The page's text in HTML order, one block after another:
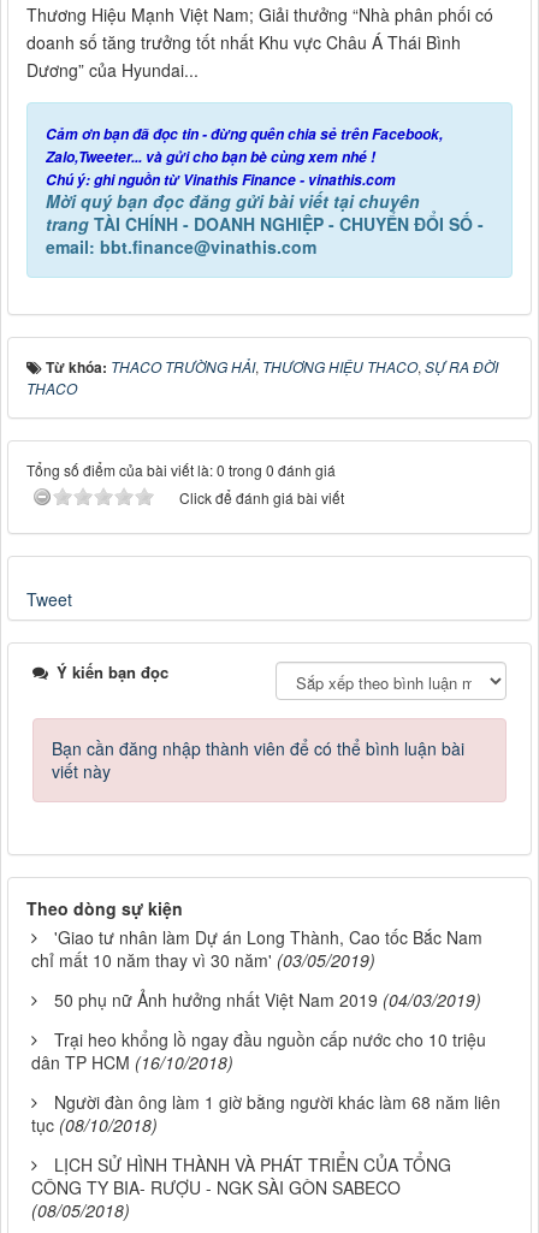
Thương Hiệu Mạnh Việt Nam; Giải thưởng “Nhà phân phối có
doanh số tăng trưởng tốt nhất Khu vực Châu Á Thái Bình
Dương” của Hyundai...
Cảm ơn bạn đã đọc tin - đừng quên chia sẻ trên Facebook,
Zalo,Tweeter... và gửi cho bạn bè cùng xem nhé !
Chú ý: ghi nguồn từ Vinathis Finance - vinathis.com
Mời quý bạn đọc đăng gửi bài viết tại chuyên
trang TÀI CHÍNH - DOANH NGHIỆP - CHUYỂN ĐỔI SỐ -
email: bbt.finance@vinathis.com
Từ khóa: THACO TRƯỜNG HẢI, THƯƠNG HIỆU THACO, SỰ RA ĐỜI
THACO
Tổng số điểm của bài viết là: 0 trong 0 đánh giá
Click để đánh giá bài viết
Tweet
Ý kiến bạn đọc
Bạn cần đăng nhập thành viên để có thể bình luận bài
viết này
Theo dòng sự kiện
'Giao tư nhân làm Dự án Long Thành, Cao tốc Bắc Nam
chỉ mất 10 năm thay vì 30 năm' (03/05/2019)
50 phụ nữ Ảnh hưởng nhất Việt Nam 2019 (04/03/2019)
Trại heo khổng lồ ngay đầu nguồn cấp nước cho 10 triệu
dân TP HCM (16/10/2018)
Người đàn ông làm 1 giờ bằng người khác làm 68 năm liên
tục (08/10/2018)
LỊCH SỬ HÌNH THÀNH VÀ PHÁT TRIỂN CỦA TỔNG
CÔNG TY BIA- RƯỢU - NGK SÀI GÒN SABECO
(08/05/2018)